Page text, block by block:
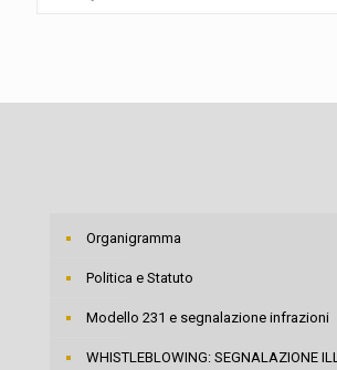
Organigramma
Politica e Statuto
Modello 231 e segnalazione infrazioni
WHISTLEBLOWING: SEGNALAZIONE